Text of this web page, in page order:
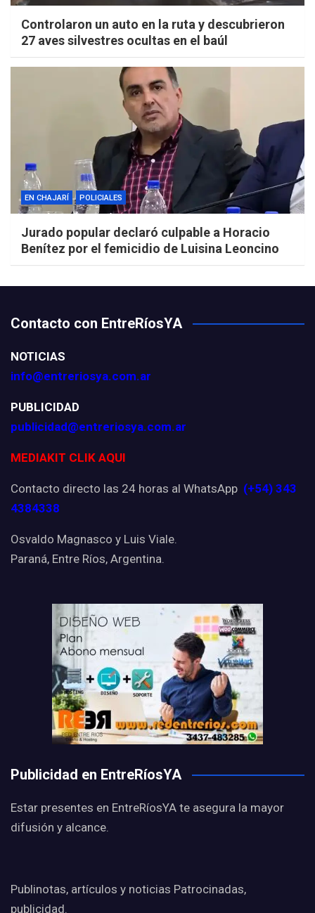
Controlaron un auto en la ruta y descubrieron
27 aves silvestres ocultas en el baúl
EN CHAJARÍ POLICIALES
Jurado popular declaró culpable a Horacio
Benítez por el femicidio de Luisina Leoncino
Contacto con EntreRíosYA
NOTICIAS
info@entreriosya.com.ar
PUBLICIDAD
publicidad@entreriosya.com.ar
MEDIAKIT CLIK AQUI
Contacto directo las 24 horas al WhatsApp (+54) 343
4384338
Osvaldo Magnasco y Luis Viale.
Paraná, Entre Ríos, Argentina.
Publicidad en EntreRíosYA
Estar presentes en EntreRíosYA te asegura la mayor
difusión y alcance.
Publinotas, artículos y noticias Patrocinadas,
publicidad.